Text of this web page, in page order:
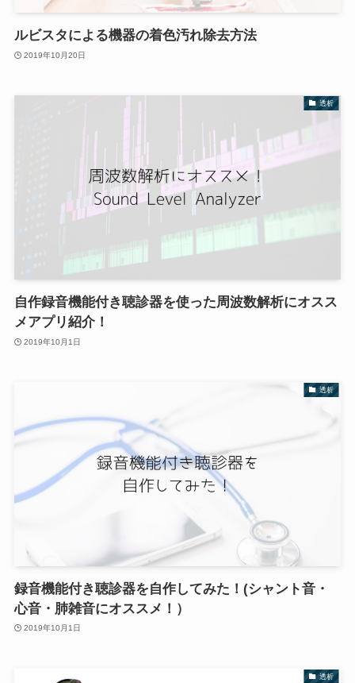
ルビスタによる機器の着色汚れ除去方法
2019年10月20日
透析
自作録音機能付き聴診器を使った周波数解析にオスス
メアプリ紹介！
2019年10月1日
透析
録音機能付き聴診器を自作してみた！(シャント音・
心音・肺雑音にオススメ！）
2019年10月1日
透析